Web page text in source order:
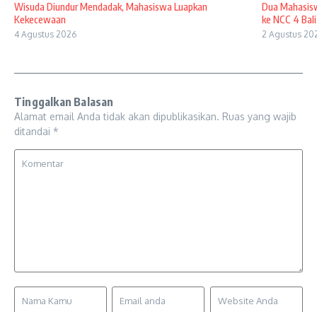
Wisuda Diundur Mendadak, Mahasiswa Luapkan
Kekecewaan
4 Agustus 2026
Dua
ke NCC 4 Bali
2 Agustus
Tinggalkan Balasan
Alamat email Anda tidak akan dipublikasikan. Ruas yang wajib
ditandai *